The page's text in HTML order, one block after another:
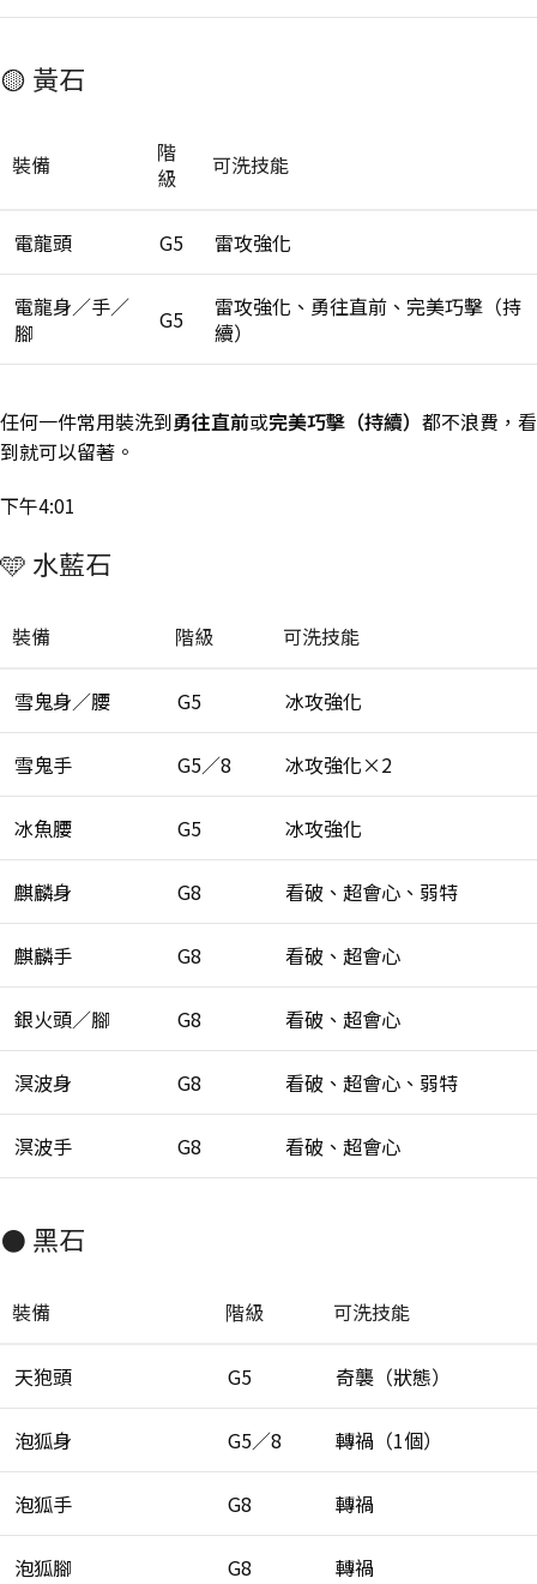
🟡 黃石
裝備
階
級
可洗技能
電龍頭 G5 雷攻強化
電龍身／手／
腳
G5
雷攻強化、勇往直前、完美巧擊（持
續）
任何一件常用裝洗到勇往直前或完美巧擊（持續） 都不浪費，看
到就可以留著。
下午4:01
🩵 水藍石
裝備 階級 可洗技能
雪鬼身／腰 G5 冰攻強化
雪鬼手 G5／8 冰攻強化×2
冰魚腰 G5 冰攻強化
麒麟身 G8 看破、超會心、弱特
麒麟手 G8 看破、超會心
銀火頭／腳 G8 看破、超會心
溟波身 G8 看破、超會心、弱特
溟波手 G8 看破、超會心
⚫ 黑石
裝備 階級 可洗技能
天狍頭 G5 奇襲（狀態）
泡狐身 G5／8 轉禍（1個）
泡狐手 G8 轉禍
泡狐腳 G8 轉禍